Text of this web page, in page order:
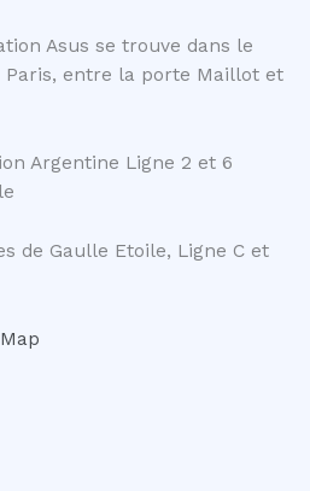
Asus se trouve dans le
Paris, entre la porte Maillot et
Argentine Ligne 2 et 6
de Gaulle Etoile, Ligne C et